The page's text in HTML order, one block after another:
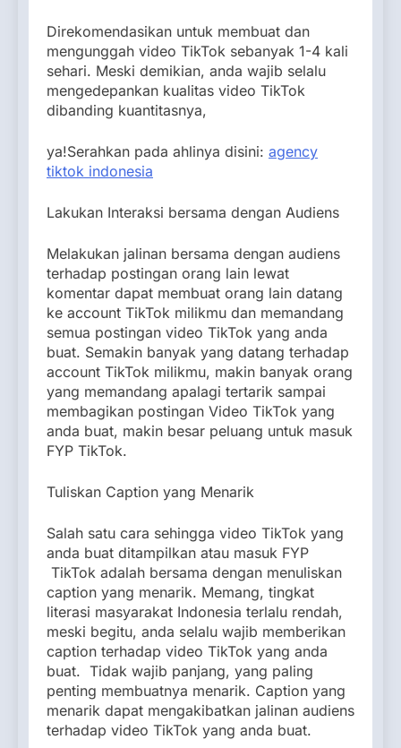
Direkomendasikan untuk membuat dan
mengunggah video TikTok sebanyak 1-4 kali
sehari. Meski demikian, anda wajib selalu
mengedepankan kualitas video TikTok
dibanding kuantitasnya,
ya!Serahkan pada ahlinya disini: agency
tiktok indonesia
Lakukan Interaksi bersama dengan Audiens
Melakukan jalinan bersama dengan audiens
terhadap postingan orang lain lewat
komentar dapat membuat orang lain datang
ke account TikTok milikmu dan memandang
semua postingan video TikTok yang anda
buat. Semakin banyak yang datang terhadap
account TikTok milikmu, makin banyak orang
yang memandang apalagi tertarik sampai
membagikan postingan Video TikTok yang
anda buat, makin besar peluang untuk masuk
FYP TikTok.
Tuliskan Caption yang Menarik
Salah satu cara sehingga video TikTok yang
anda buat ditampilkan atau masuk FYP
TikTok adalah bersama dengan menuliskan
caption yang menarik. Memang, tingkat
literasi masyarakat Indonesia terlalu rendah,
meski begitu, anda selalu wajib memberikan
caption terhadap video TikTok yang anda
buat. Tidak wajib panjang, yang paling
penting membuatnya menarik. Caption yang
menarik dapat mengakibatkan jalinan audiens
terhadap video TikTok yang anda buat.